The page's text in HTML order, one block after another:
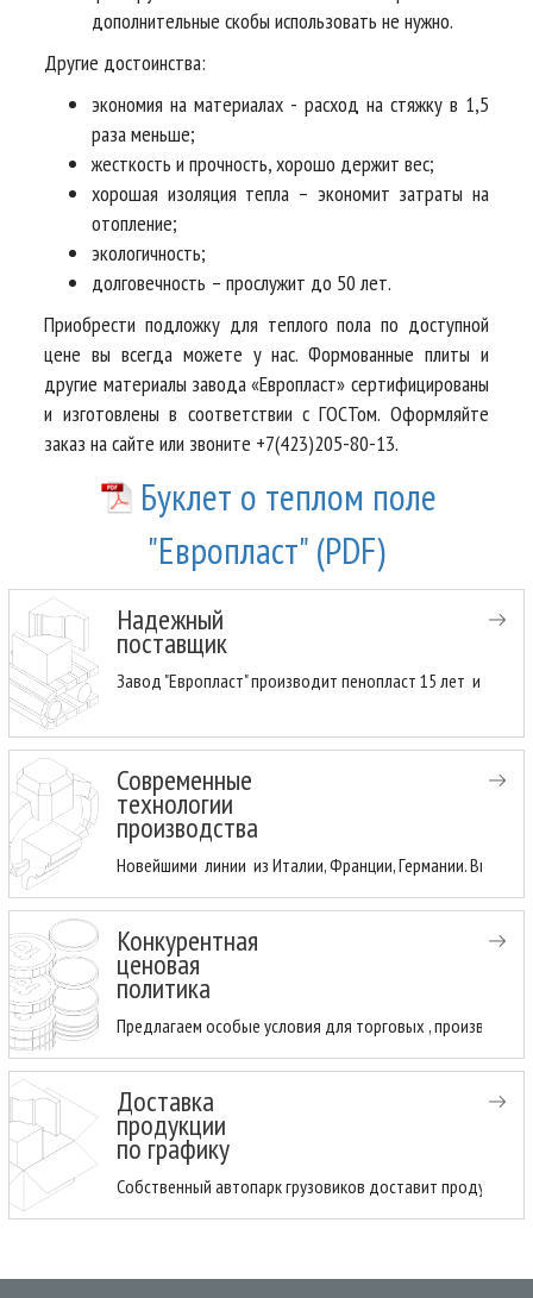
дополнительные скобы использовать не нужно.
Другие достоинства:
экономия на материалах - расход на стяжку в 1,5
раза меньше;
жесткость и прочность, хорошо держит вес;
хорошая изоляция тепла – экономит затраты на
отопление;
экологичность;
долговечность – прослужит до 50 лет.
Приобрести подложку для теплого пола по доступной
цене вы всегда можете у нас. Формованные плиты и
другие материалы завода «Европласт» сертифицированы
и изготовлены в соответствии с ГОСТом. Оформляйте
заказ на сайте или звоните +7(423)205-80-13.
Буклет о теплом поле
"Европласт" (PDF)
Надежный
поставщик
Завод "Европласт" производит пенопласт 15 лет и
Современные
технологии
производства
Новейшими линии из Италии, Франции, Германии.
Конкурентная
ценовая
политика
Предлагаем особые условия для торговых ,
Доставка
продукции
по графику
Собственный автопарк грузовиков доставит